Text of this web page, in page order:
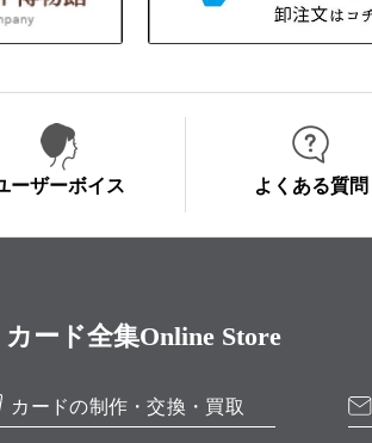
ーザーボイス よくある質問
ード全集Online Store
カードの制作・交換・買取